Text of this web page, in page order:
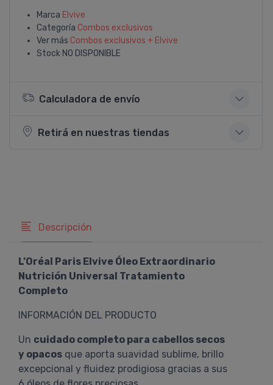
Marca Elvive
Categoría Combos exclusivos
Ver más Combos exclusivos + Elvive
Stock NO DISPONIBLE
Calculadora de envío
Retirá en nuestras tiendas
Descripción
L’Oréal Paris Elvive Óleo Extraordinario
Nutrición Universal Tratamiento
Completo
INFORMACIÓN DEL PRODUCTO
Un cuidado completo para cabellos secos
y opacos que aporta suavidad sublime, brillo
excepcional y fluidez prodigiosa gracias a sus